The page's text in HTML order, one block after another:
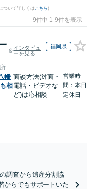
ついて詳しくはこちら)
9件中 1-9件を表示
インタビュ
ーを見る
福岡県
幡
相
面談方法(対面・
電話・ビデオな
ど)は応相談
営業時
間：本日
定休日
調査から遺産分割協
からでもサポートいた